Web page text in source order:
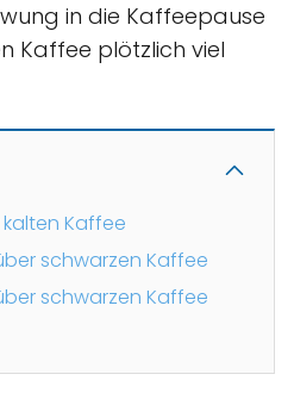
in die Kaffeepause
Kaffee plötzlich viel
Kaffee
schwarzen Kaffee
schwarzen Kaffee